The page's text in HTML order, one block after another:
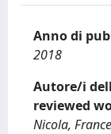
Anno di
2018
Autore/i
reviewed
Nicola,